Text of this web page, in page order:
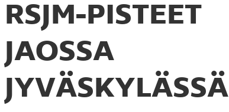
RSJM-PISTEET
JAOSSA
JYVÄSKYLÄSSÄ